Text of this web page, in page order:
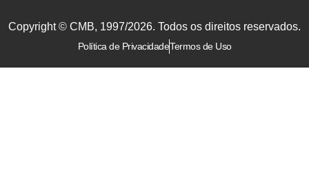
Copyright © CMB, 1997/2026. Todos os direitos reservados.
Política de PrivacidadeTermos de Uso